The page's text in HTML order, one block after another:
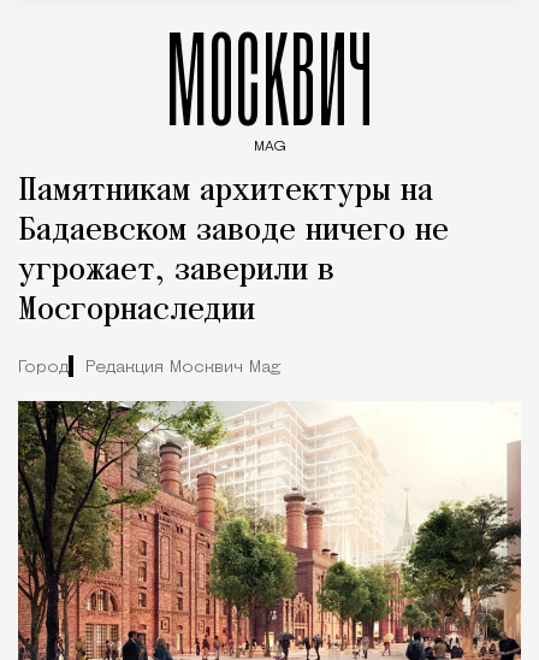
МОСКВИЧ
MAG
Памятникам архитектуры на
Бадаевском заводе ничего не
угрожает, заверили в
Мосгорнаследии
Город Редакция Москвич Mag